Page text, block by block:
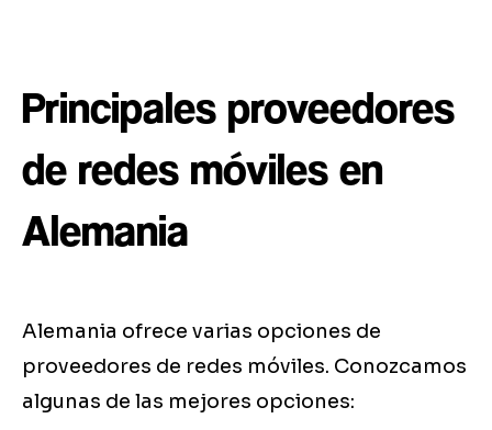
Principales proveedores
de redes móviles en
Alemania
Alemania ofrece varias opciones de
proveedores de redes móviles. Conozcamos
algunas de las mejores opciones: